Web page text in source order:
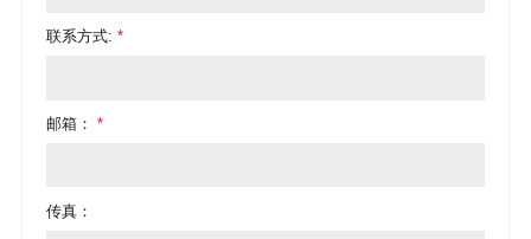
联系方式:*
邮箱：*
传真：